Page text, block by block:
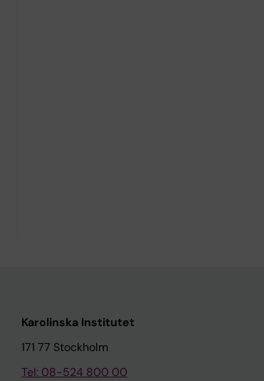
Karolinska Institutet
171 77 Stockholm
Tel: 08-524 800 00